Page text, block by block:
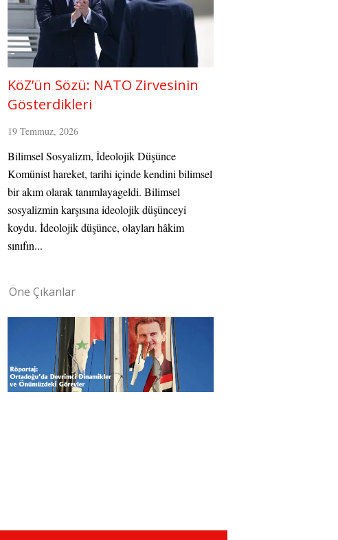
KöZ’ün Sözü: NATO Zirvesinin
Gösterdikleri
19 Temmuz, 2026
Bilimsel Sosyalizm, İdeolojik Düşünce
Komünist hareket, tarihi içinde kendini bilimsel
bir akım olarak tanımlayageldi. Bilimsel
sosyalizmin karşısına ideolojik düşünceyi
koydu. İdeolojik düşünce, olayları hâkim
sınıfın...
Öne Çıkanlar